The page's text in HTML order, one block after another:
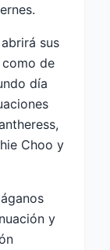
sus
de
día
Choo y
y